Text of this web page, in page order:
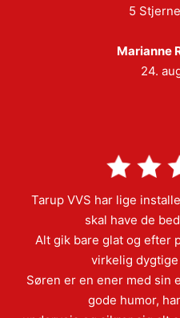
5
Marianne
24.
Tarup VVS har lige
skal have de
Alt gik bare glat og efter
virkelig
Søren er en ener med sin
gode humor,